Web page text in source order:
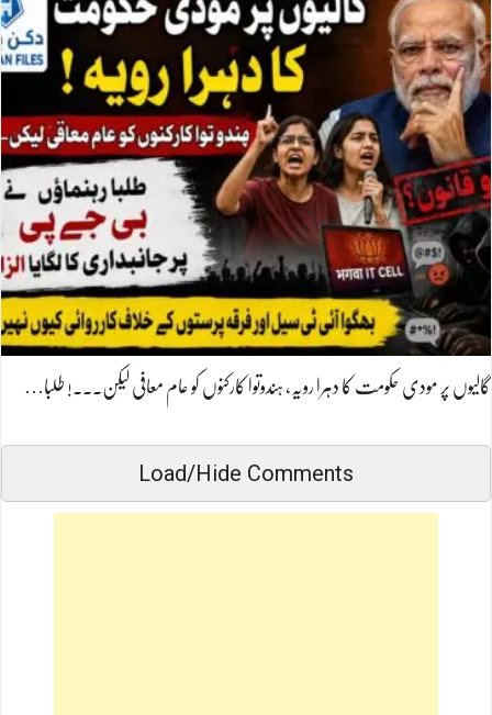
گالیوں پر مودی حکومت کا دہرا رویہ، ہندوتوا کارکنوں کو عام معافی لیکن۔۔۔! طلبا…
Load/Hide Comments